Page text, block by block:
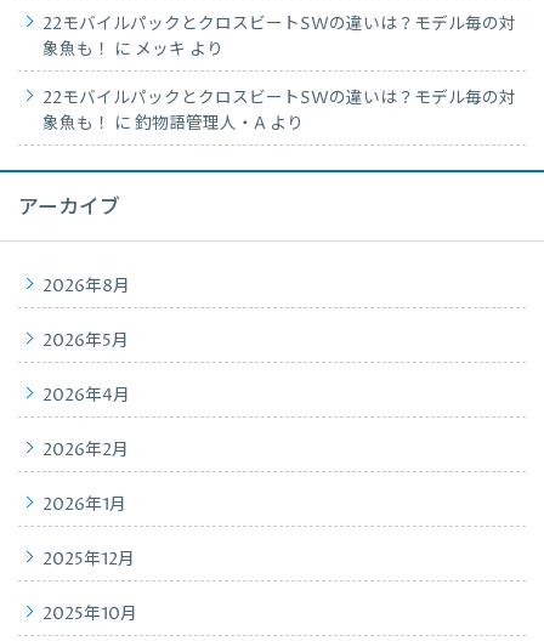
22モバイルパックとクロスビートSWの違いは？モデル毎の対
象魚も！
に メッキ より
22モバイルパックとクロスビートSWの違いは？モデル毎の対
象魚も！
に 釣物語管理人・A より
アーカイブ
2026年8月
2026年5月
2026年4月
2026年2月
2026年1月
2025年12月
2025年10月